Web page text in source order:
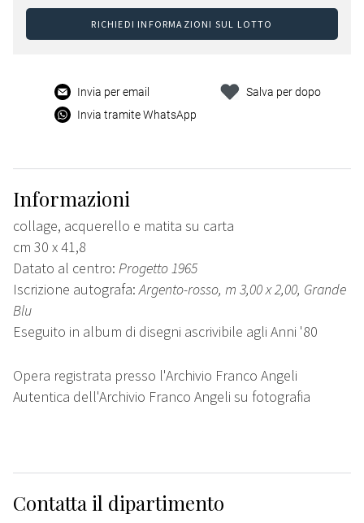
RICHIEDI INFORMAZIONI SUL LOTTO
Invia per email
Invia tramite WhatsApp
Salva per dopo
Informazioni
collage, acquerello e matita su carta
cm 30 x 41,8
Datato al centro: Progetto 1965
Iscrizione autografa:Argento-rosso, m 3,00 x 2,00, Grande
Blu
Eseguito in album di disegni ascrivibile agli Anni '80
Opera registrata presso l'Archivio Franco Angeli
Autentica dell'Archivio Franco Angeli su fotografia
Contatta il dipartimento